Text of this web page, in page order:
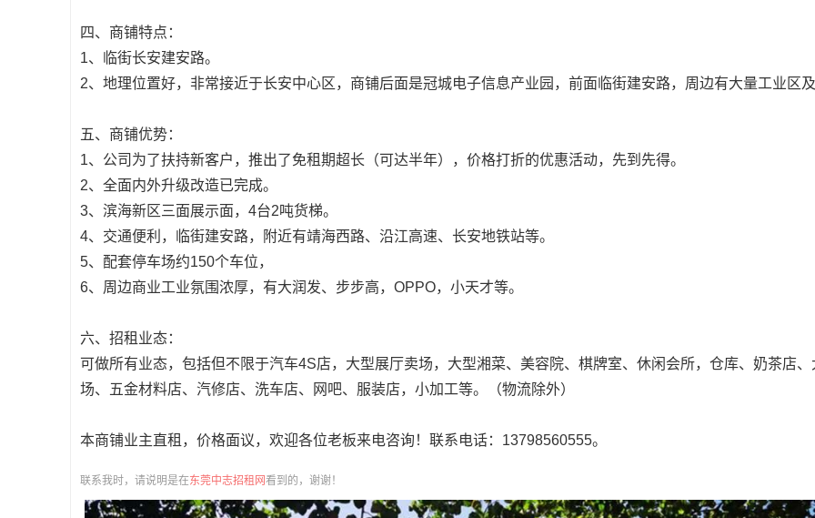
四、商铺特点：
1、临街长安建安路。
2、地理位置好，非常接近于长安中心区，商铺后面是冠城电子信息产业园，前面临街建安路，周边有大量工业区
五、商铺优势：
1、公司为了扶持新客户，推出了免租期超长（可达半年），价格打折的优惠活动，先到先得。
2、全面内外升级改造已完成。
3、滨海新区三面展示面，4台2吨货梯。
4、交通便利，临街建安路，附近有靖海西路、沿江高速、长安地铁站等。
5、配套停车场约150个车位，
6、周边商业工业氛围浓厚，有大润发、步步高，OPPO，小天才等。
六、招租业态：
可做所有业态，包括但不限于汽车4S店，大型展厅卖场，大型湘菜、美容院、棋牌室、休闲会所，仓库、奶茶店
场、五金材料店、汽修店、洗车店、网吧、服装店，小加工等。（物流除外）
本商铺业主直租，价格面议，欢迎各位老板来电咨询！联系电话：13798560555。
联系我时，请说明是在东莞中志招租网看到的，谢谢！